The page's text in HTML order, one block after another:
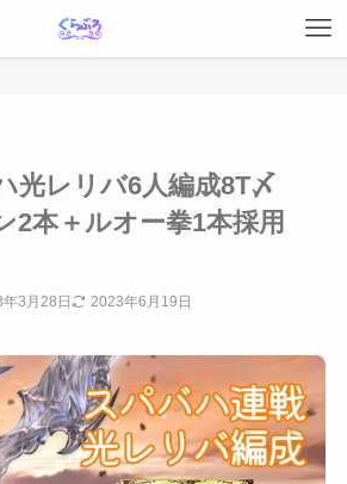
光レリバ6人編成8T〆
2本＋ルオー拳1本採用
3月28日 2023年6月19日